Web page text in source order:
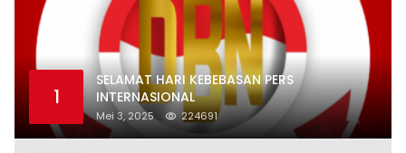
1
SELAMAT HARI KEBEBASAN PERS
INTERNASIONAL
Mei 3, 2025 224691